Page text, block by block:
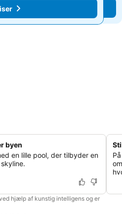
priser
byen
en lille pool, der tilbyder en
hjælp af kunstig intelligens og er